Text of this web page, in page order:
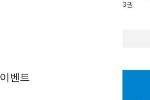
3권
이벤트